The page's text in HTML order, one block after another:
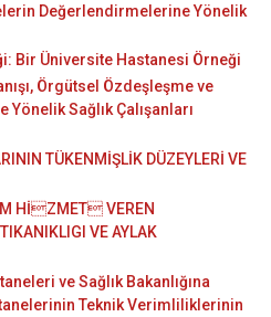
Değerlendirmelerine Yönelik
Bir Üniversite Hastanesi Örneği
Örgütsel Özdeşleşme ve
Sağlık Çalışanları
TÜKENMİŞLİK DÜZEYLERİ VE
HİZMET VEREN
VE AYLAK
ve Sağlık Bakanlığına
Teknik Verimliliklerinin